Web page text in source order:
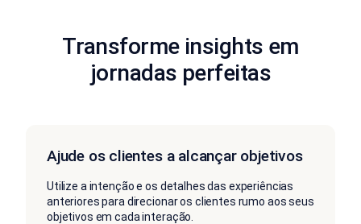
Transforme insights em
jornadas perfeitas
Ajude os clientes a alcançar objetivos
Utilize a intenção e os detalhes das experiências
anteriores para direcionar os clientes rumo aos seus
objetivos em cada interação.